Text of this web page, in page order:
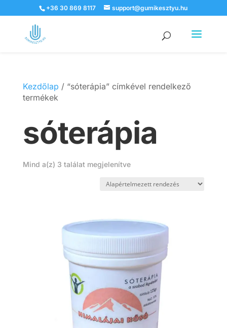
+36 30 869 8117 support@gumikesztyu.hu
Products
search
Kezdőlap / “sóterápia” címkével rendelkező
termékek
sóterápia
Mind a(z) 3 találat megjelenítve